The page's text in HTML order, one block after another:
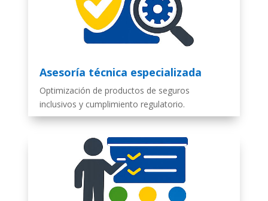
Asesoría técnica especializada
Optimización de productos de seguros
inclusivos y cumplimiento regulatorio.